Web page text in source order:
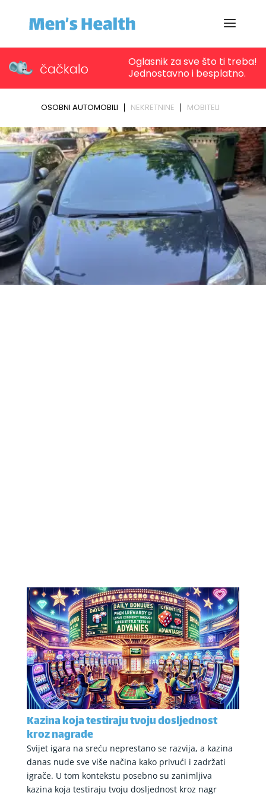
Kazina koja testiraju tvoju dosljednost
kroz nagrade
Svijet igara na sreću neprestano se razvija, a kazina
danas nude sve više načina kako privući i zadržati
igrače. U tom kontekstu posebno su zanimljiva
kazina koja testiraju tvoju dosljednost kroz nagr